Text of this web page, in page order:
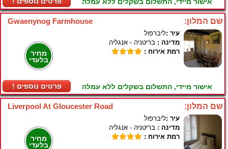
Gwaenynog Farmhouse שם המלון:
מחיר
בלעדי
! פרטים נוספים
עיר :ליברפול
מדינה : בריטניה - אנגליה
רמת אירוח :
אישור מיידי, התשלום בשקלים ללא עמלה
Liverpool At Gloucester Road שם המלון:
מחיר
בלעדי
עיר :ליברפול
מדינה : בריטניה - אנגליה
רמת אירוח :